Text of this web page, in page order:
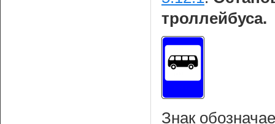
троллейбуса.
Знак